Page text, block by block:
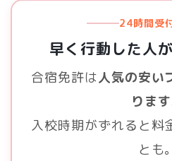
24時間受
早く行動した人
合宿免許は人気の安い
ります
入校時期がずれると料
とも。